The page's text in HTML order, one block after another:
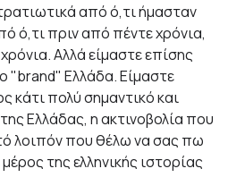
από ό,τι ήμασταν
ό,τι πριν από πέντε χρόνια,
Αλλά είμαστε επίσης
"brand" Ελλάδα. Είμαστε
κάτι πολύ σημαντικό και
Ελλάδας, η ακτινοβολία που
λοιπόν που θέλω να σας πω
της ελληνικής ιστορίας